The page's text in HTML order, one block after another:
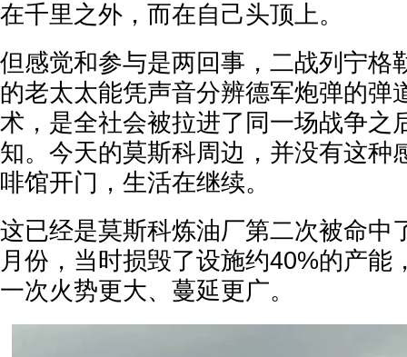
在千里之外，而在自己头顶上。
但感觉和参与是两回事，二战列宁格
的老太太能凭声音分辨德军炮弹的弹
术，是全社会被拉进了同一场战争之
知。今天的莫斯科周边，并没有这种
啡馆开门，生活在继续。
这已经是莫斯科炼油厂第二次被命中
月份，当时损毁了设施约40%的产能
一次火势更大、蔓延更广。